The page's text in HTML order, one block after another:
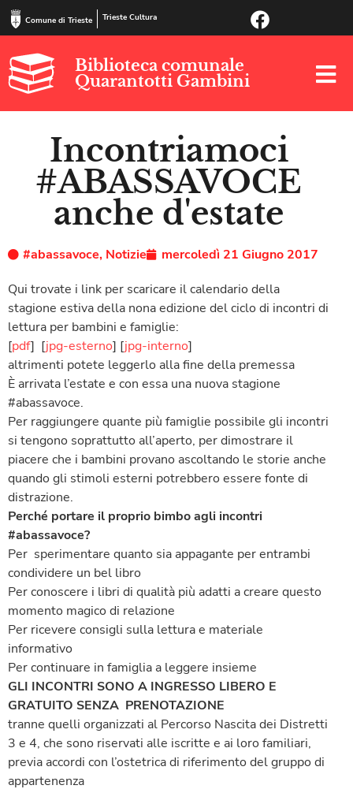
Comune di Trieste Trieste Cultura
Biblioteca comunale
Quarantotti Gambini
Incontriamoci
#ABASSAVOCE
anche d'estate
#abassavoce, Notizie
mercoledì 21 Giugno 2017
Qui trovate i link per scaricare il calendario della
stagione estiva della nona edizione del ciclo di incontri di
lettura per bambini e famiglie:
[pdf] [jpg-esterno] [jpg-interno]
altrimenti potete leggerlo alla fine della premessa
È arrivata l’estate e con essa una nuova stagione
#abassavoce.
Per raggiungere quante più famiglie possibile gli incontri
si tengono soprattutto all’aperto, per dimostrare il
piacere che i bambini provano ascoltando le storie anche
quando gli stimoli esterni potrebbero essere fonte di
distrazione.
Perché portare il proprio bimbo agli incontri
#abassavoce?
Per sperimentare quanto sia appagante per entrambi
condividere un bel libro
Per conoscere i libri di qualità più adatti a creare questo
momento magico di relazione
Per ricevere consigli sulla lettura e materiale
informativo
Per continuare in famiglia a leggere insieme
GLI INCONTRI SONO A INGRESSO LIBERO E
GRATUITO SENZA PRENOTAZIONE
tranne quelli organizzati al Percorso Nascita dei Distretti
3 e 4, che sono riservati alle iscritte e ai loro familiari,
previa accordi con l’ostetrica di riferimento del gruppo di
appartenenza